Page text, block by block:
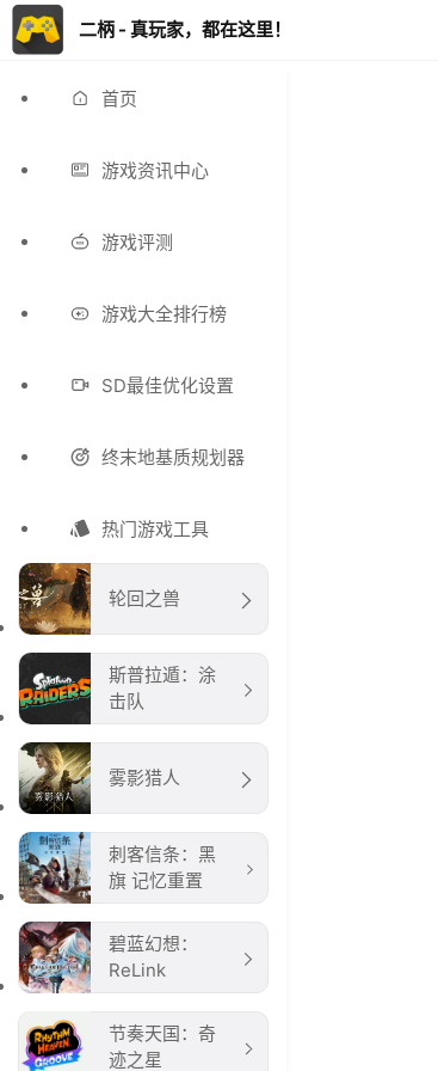
二柄 - 真玩家，都在这里！
首页
游戏资讯中心
游戏评测
游戏大全排行榜
SD最佳优化设置
终末地基质规划器
热门游戏工具
轮回之兽
斯普拉遁：涂
击队
雾影猎人
刺客信条：黑
旗 记忆重置
碧蓝幻想：
ReLink
节奏天国：奇
迹之星